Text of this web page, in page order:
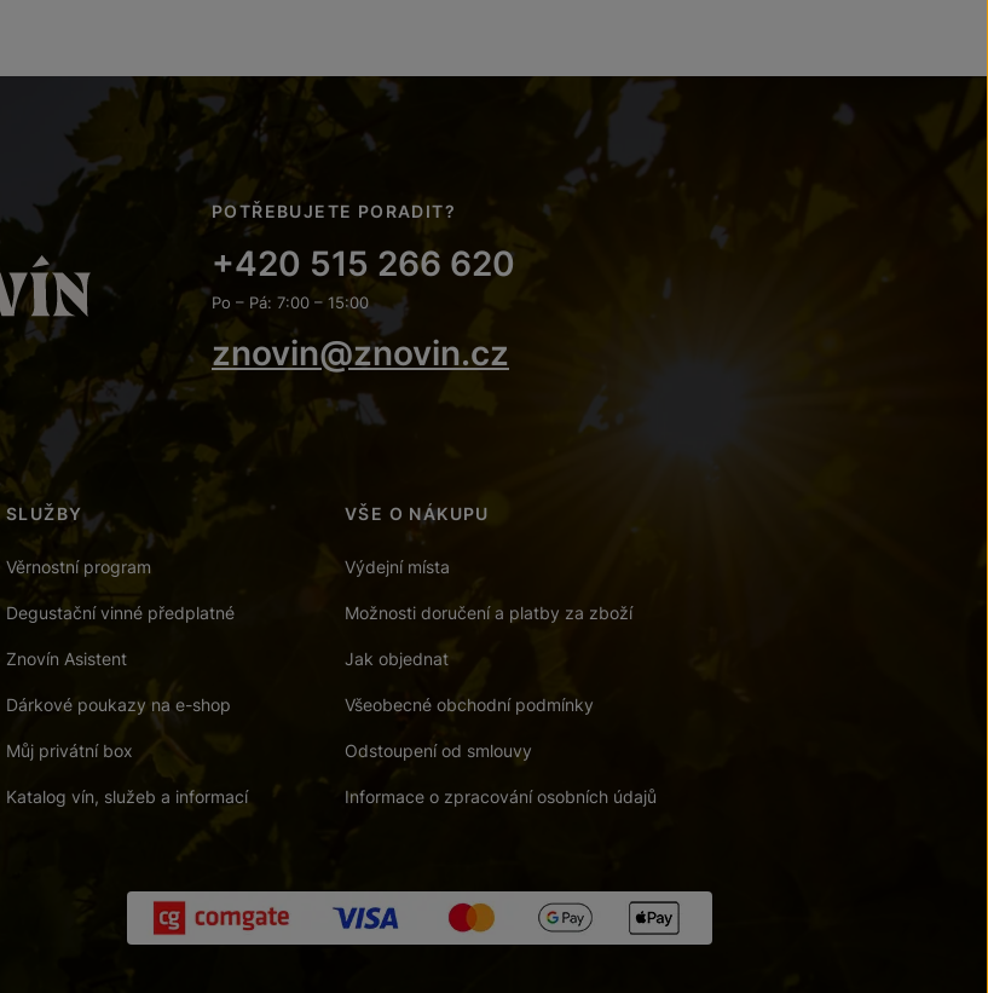
POTŘEBUJETE PORADIT?
+420 515 266 620
Po – Pá: 7:00 – 15:00
znovin@znovin.cz
SLUŽBY
Věrnostní program
Degustační vinné předplatné
Znovín Asistent
Dárkové poukazy na e-shop
Můj privátní box
Katalog vín, služeb a informací
VŠE O NÁKUPU
Výdejní místa
Možnosti doručení a platby za zboží
Jak objednat
Všeobecné obchodní podmínky
Odstoupení od smlouvy
Informace o zpracování osobních údajů